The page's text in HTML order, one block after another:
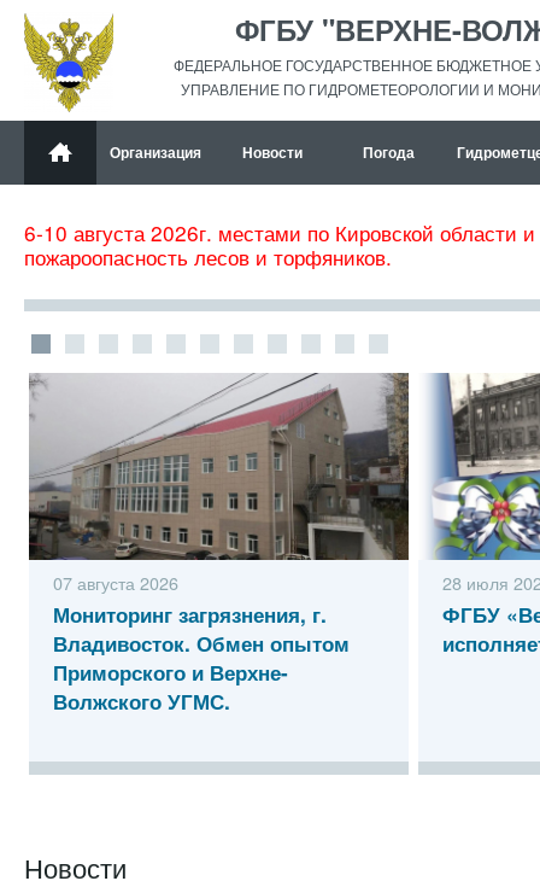
ФГБУ "ВЕРХНЕ-
ФЕДЕРАЛЬНОЕ ГОСУДАРСТВЕННОЕ
УПРАВЛЕНИЕ ПО ГИДРОМЕТЕОРОЛОГИИ И
Организация Новости Погода
6-10 августа 2026г. местами по Кировской области
пожароопасность лесов и торфяников.
07 августа 2026
Мониторинг загрязнения, г.
Владивосток. Обмен опытом
Приморского и Верхне-
Волжского УГМС.
28 июля
ФГБУ
Новости